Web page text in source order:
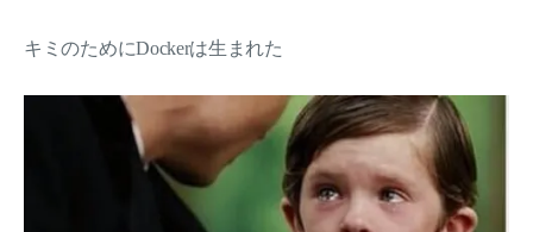
キミのためにDockerは生まれた